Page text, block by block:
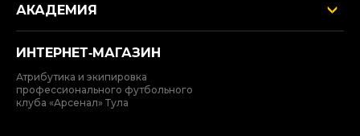
АКАДЕМИЯ
ИНТЕРНЕТ‑МАГАЗИН
Атрибутика и экипировка
профессионального футбольного
клуба «Арсенал» Тула